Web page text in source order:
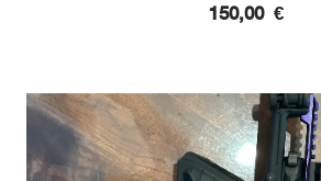
150,00 €